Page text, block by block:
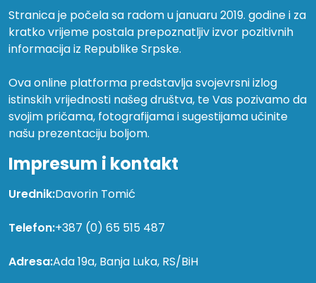
Stranica je počela sa radom u januaru 2019. godine i za
kratko vrijeme postala prepoznatljiv izvor pozitivnih
informacija iz Republike Srpske.
Ova online platforma predstavlja svojevrsni izlog
istinskih vrijednosti našeg društva, te Vas pozivamo da
svojim pričama, fotografijama i sugestijama učinite
našu prezentaciju boljom.
Impresum i kontakt
Urednik:Davorin Tomić
Telefon:+387 (0) 65 515 487
Adresa:Ada 19a, Banja Luka, RS/BiH